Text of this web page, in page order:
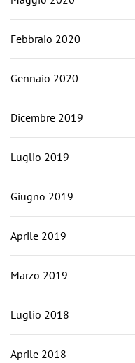
Febbraio 2020
Gennaio 2020
Dicembre 2019
Luglio 2019
Giugno 2019
Aprile 2019
Marzo 2019
Luglio 2018
Aprile 2018